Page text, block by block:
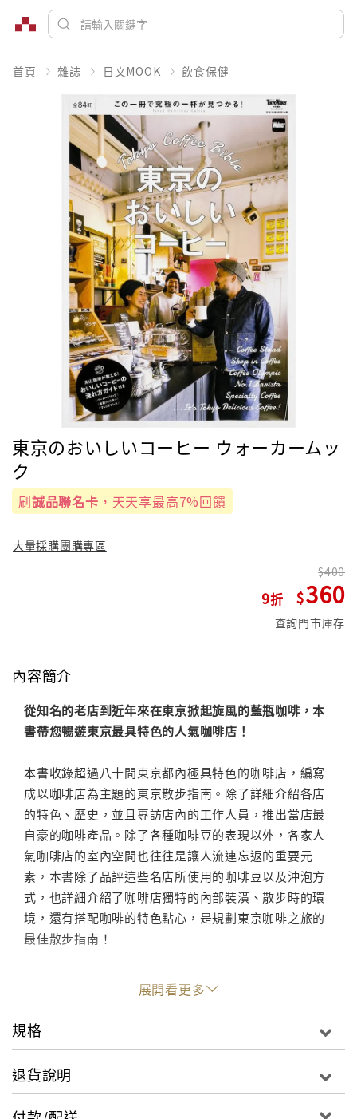
首頁 雜誌 日文MOOK 飲食保健
東京のおいしいコーヒー ウォーカームッ
ク
刷誠品聯名卡 ，天天享最高7%回饋
大量採購團購專區
9
400
360
查詢門市庫存
內容簡介
從知名的老店到近年來在東京掀起旋風的藍瓶咖啡，本
書帶您暢遊東京最具特色的人氣咖啡店！
本書收錄超過八十間東京都內極具特色的咖啡店，編寫
成以咖啡店為主題的東京散步指南。除了詳細介紹各店
的特色、歷史，並且專訪店內的工作人員，推出當店最
自豪的咖啡產品。除了各種咖啡豆的表現以外，各家人
氣咖啡店的室內空間也往往是讓人流連忘返的重要元
素，本書除了品評這些名店所使用的咖啡豆以及沖泡方
式，也詳細介紹了咖啡店獨特的內部裝潢、散步時的環
境，還有搭配咖啡的特色點心，是規劃東京咖啡之旅的
最佳散步指南！
ブルーボトルコーヒーの上陸からサードウェーブが定
着し、豆にこだわるコーヒー店が東京に続々誕生。
各店が個性ある味を提供している。多くの店が並ぶな
か、いま行くべき84軒を厳選!
「コーヒー1杯無料! 」のスペシャルクーポンも16軒分
展開看更多
規格
退貨說明